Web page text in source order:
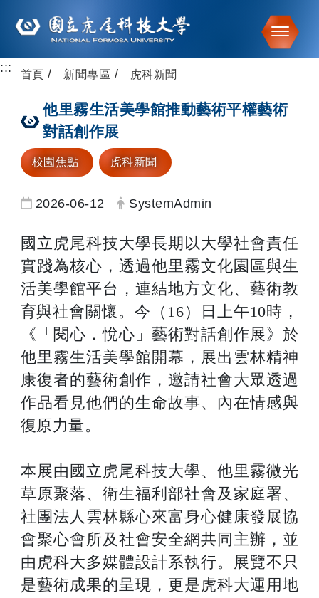
跳到主要內容
::: 首頁 新聞專區 虎科新聞
他里霧生活美學館推動藝術平權藝術
對話創作展
校園焦點 虎科新聞
日期：
2026-06-12 發布者：
SystemAdmin
國立虎尾科技大學長期以大學社會責任
實踐為核心，透過他里霧文化園區與生
活美學館平台，連結地方文化、藝術教
育與社會關懷。今（16）日上午10時，
《「閱心．悅心」藝術對話創作展》於
他里霧生活美學館開幕，展出雲林精神
康復者的藝術創作，邀請社會大眾透過
作品看見他們的生命故事、內在情感與
復原力量。
本展由國立虎尾科技大學、他里霧微光
草原聚落、衛生福利部社會及家庭署、
社團法人雲林縣心來富身心健康發展協
會聚心會所及社會安全網共同主辦，並
由虎科大多媒體設計系執行。展覽不只
是藝術成果的呈現，更是虎科大運用地